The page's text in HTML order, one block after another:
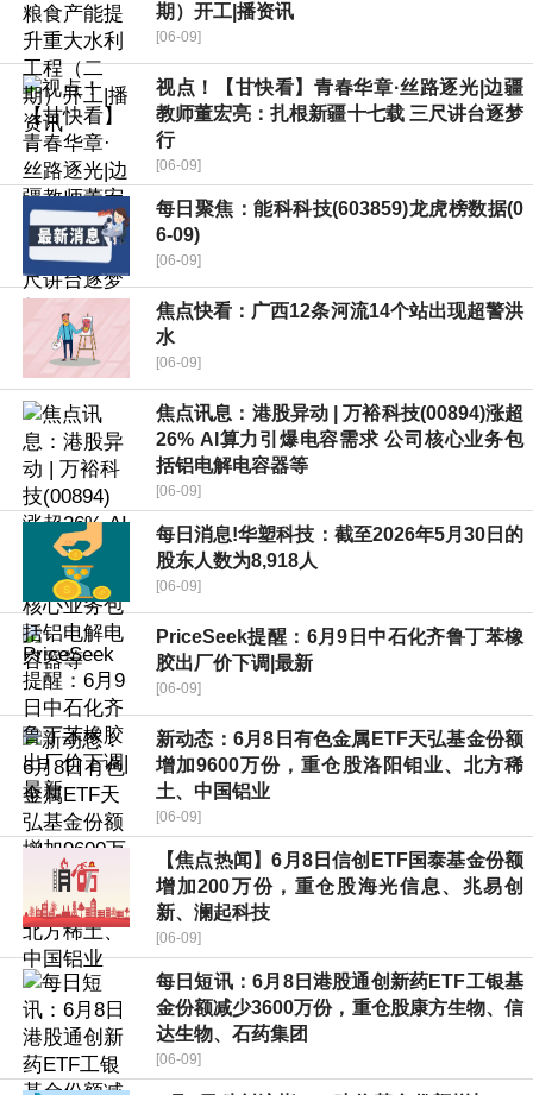
期）开工|播资讯
[06-09]
视点！【甘快看】青春华章·丝路逐光|边疆
教师董宏亮：扎根新疆十七载 三尺讲台逐梦
行
[06-09]
每日聚焦：能科科技(603859)龙虎榜数据(0
6-09)
[06-09]
焦点快看：广西12条河流14个站出现超警洪
水
[06-09]
焦点讯息：港股异动 | 万裕科技(00894)涨超
26% AI算力引爆电容需求 公司核心业务包
括铝电解电容器等
[06-09]
每日消息!华塑科技：截至2026年5月30日的
股东人数为8,918人
[06-09]
PriceSeek提醒：6月9日中石化齐鲁丁苯橡
胶出厂价下调|最新
[06-09]
新动态：6月8日有色金属ETF天弘基金份额
增加9600万份，重仓股洛阳钼业、北方稀
土、中国铝业
[06-09]
【焦点热闻】6月8日信创ETF国泰基金份额
增加200万份，重仓股海光信息、兆易创
新、澜起科技
[06-09]
每日短讯：6月8日港股通创新药ETF工银基
金份额减少3600万份，重仓股康方生物、信
达生物、石药集团
[06-09]